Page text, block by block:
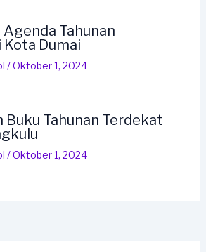
Tahunan
Dumai
/Oktober 1, 2024
Buku Tahunan Terdekat
/Oktober 1, 2024